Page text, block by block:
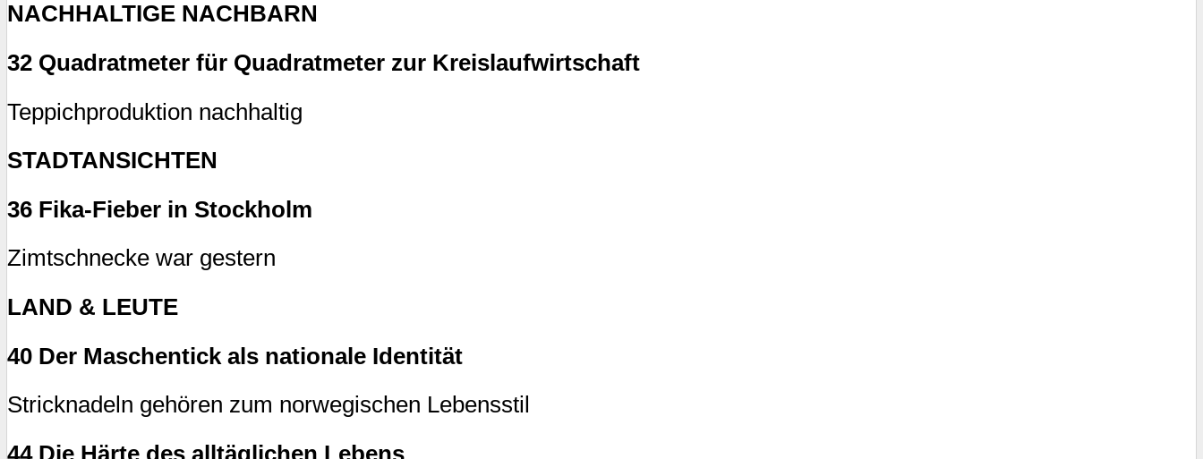
NACHHALTIGE NACHBARN
32 Quadratmeter für Quadratmeter zur Kreislaufwirtschaft
Teppichproduktion nachhaltig
STADTANSICHTEN
36 Fika-Fieber in Stockholm
Zimtschnecke war gestern
LAND & LEUTE
40 Der Maschentick als nationale Identität
Stricknadeln gehören zum norwegischen Lebensstil
44 Die Härte des alltäglichen Lebens